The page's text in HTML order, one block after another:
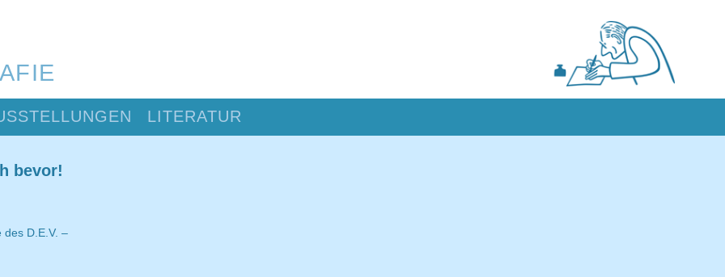
LITERATUR
bevor!
des D.E.V. –